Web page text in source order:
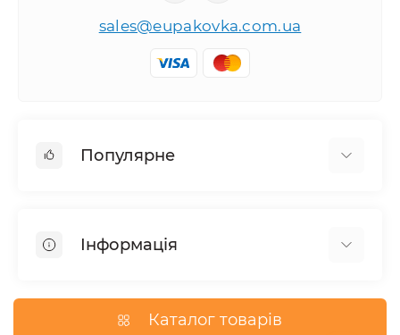
sales@eupakovka.com.ua
Популярне
Пакети вакуумні
Пакети фасувальні
Інформація
Оплата і доставкаКаталог товарів